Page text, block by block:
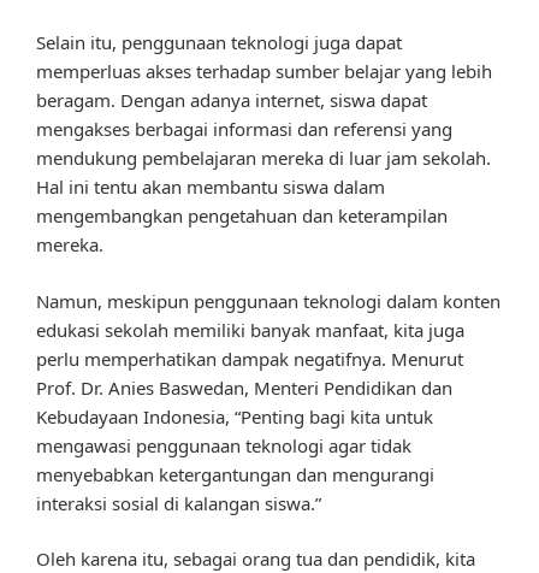
Selain itu, penggunaan teknologi juga dapat
memperluas akses terhadap sumber belajar yang lebih
beragam. Dengan adanya internet, siswa dapat
mengakses berbagai informasi dan referensi yang
mendukung pembelajaran mereka di luar jam sekolah.
Hal ini tentu akan membantu siswa dalam
mengembangkan pengetahuan dan keterampilan
mereka.
Namun, meskipun penggunaan teknologi dalam konten
edukasi sekolah memiliki banyak manfaat, kita juga
perlu memperhatikan dampak negatifnya. Menurut
Prof. Dr. Anies Baswedan, Menteri Pendidikan dan
Kebudayaan Indonesia, “Penting bagi kita untuk
mengawasi penggunaan teknologi agar tidak
menyebabkan ketergantungan dan mengurangi
interaksi sosial di kalangan siswa.”
Oleh karena itu, sebagai orang tua dan pendidik, kita